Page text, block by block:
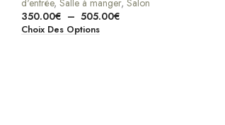
d'entrée, Salle à manger, Salon
350.00€ – 505.00€
Choix Des Options